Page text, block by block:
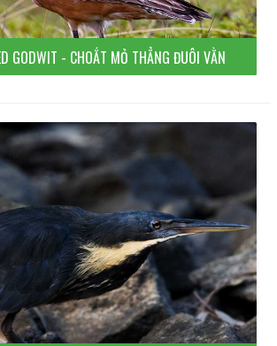
GODWIT - CHOẮT MỎ THẲNG ĐUÔI VẰN